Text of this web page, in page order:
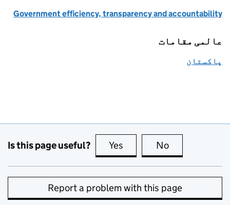
Government efficiency, transparency and accountability
عالمی مقامات
پاکستان
Is this page useful? Yes this page is useful
No
Report a problem with this page